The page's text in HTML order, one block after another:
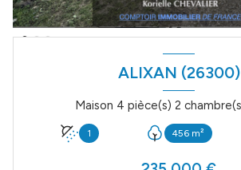
ALIXAN (26300)
1 456 m²